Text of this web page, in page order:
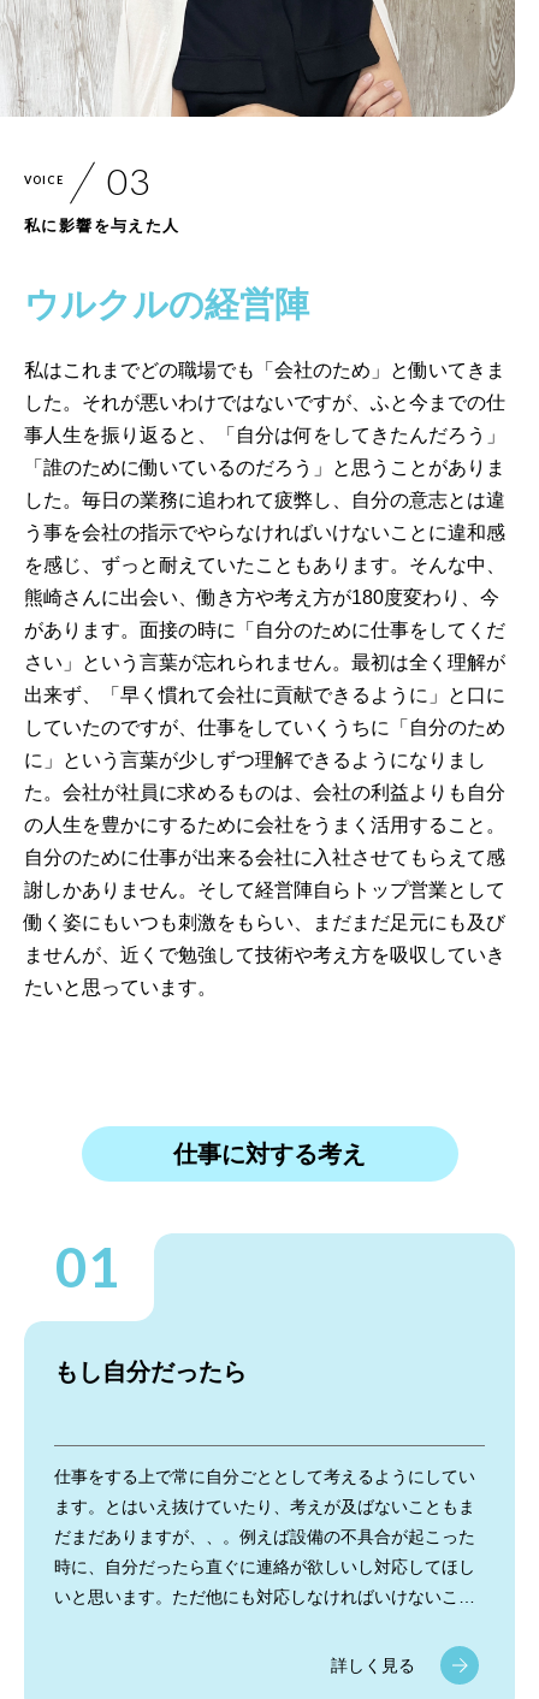
VOICE
私に影響を与えた人
ウルクルの経営陣
私はこれまでどの職場でも「会社のため」と働いてきま
した。それが悪いわけではないですが、ふと今までの仕
事人生を振り返ると、「自分は何をしてきたんだろう」
「誰のために働いているのだろう」と思うことがありま
した。毎日の業務に追われて疲弊し、自分の意志とは違
う事を会社の指示でやらなければいけないことに違和感
を感じ、ずっと耐えていたこともあります。そんな中、
熊崎さんに出会い、働き方や考え方が180度変わり、今
があります。面接の時に「自分のために仕事をしてくだ
さい」という言葉が忘れられません。最初は全く理解が
出来ず、「早く慣れて会社に貢献できるように」と口に
していたのですが、仕事をしていくうちに「自分のため
に」という言葉が少しずつ理解できるようになりまし
た。会社が社員に求めるものは、会社の利益よりも自分
の人生を豊かにするために会社をうまく活用すること。
自分のために仕事が出来る会社に入社させてもらえて感
謝しかありません。そして経営陣自らトップ営業として
働く姿にもいつも刺激をもらい、まだまだ足元にも及び
ませんが、近くで勉強して技術や考え方を吸収していき
たいと思っています。
仕事に対する考え
もし自分だったら
仕事をする上で常に自分ごととして考えるようにしてい
ます。とはいえ抜けていたり、考えが及ばないこともま
だまだありますが、、。例えば設備の不具合が起こった
時に、自分だったら直ぐに連絡が欲しいし対応してほし
いと思います。ただ他にも対応しなければいけないこと
けは入れるようにしています。そうすることでお客様の
不安感が少しでも軽減され、他の問題に発展することも
詳しく見る